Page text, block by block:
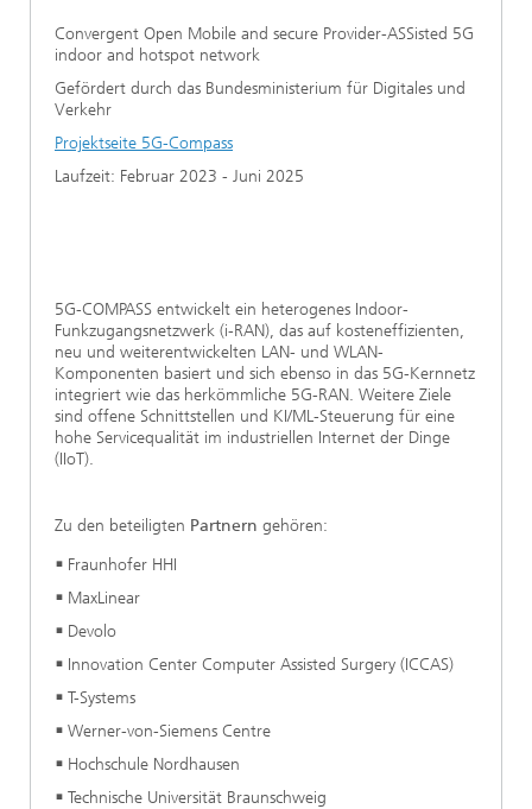
90 Jahre HHI
Convergent Open Mobile and secure Provider-ASSisted 5G
indoor and hotspot network
Gefördert durch das Bundesministerium für Digitales und
Verkehr
Projektseite 5G-Compass
Laufzeit: Februar 2023 - Juni 2025
5G-COMPASS entwickelt ein heterogenes Indoor-
Funkzugangsnetzwerk (i-RAN), das auf kosteneffizienten,
neu und weiterentwickelten LAN- und WLAN-
Komponenten basiert und sich ebenso in das 5G-Kernnetz
integriert wie das herkömmliche 5G-RAN. Weitere Ziele
sind offene Schnittstellen und KI/ML-Steuerung für eine
hohe Servicequalität im industriellen Internet der Dinge
(IIoT).
Zu den beteiligten Partnern gehören:
Fraunhofer HHI
MaxLinear
Devolo
Innovation Center Computer Assisted Surgery (ICCAS)
T-Systems
Werner-von-Siemens Centre
Hochschule Nordhausen
Technische Universität Braunschweig